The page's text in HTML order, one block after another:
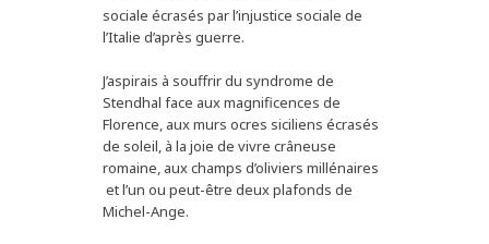
sociale écrasés par l’injustice sociale de
l’Italie d’après guerre.
J’aspirais à souffrir du syndrome de
Stendhal face aux magnificences de
Florence, aux murs ocres siciliens écrasés
de soleil, à la joie de vivre crâneuse
romaine, aux champs d’oliviers millénaires
et l’un ou peut-être deux plafonds de
Michel-Ange.